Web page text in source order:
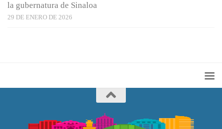
la gubernatura de Sinaloa
29 DE ENERO DE 2026